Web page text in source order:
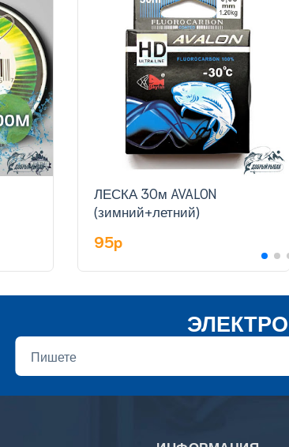
ЛЕСКА 30м AVALON
(зимний+летний)
95p